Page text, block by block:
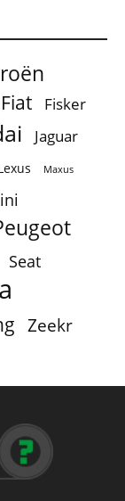
Fiat Fisker
Jaguar
Maxus
Seat
Zeekr